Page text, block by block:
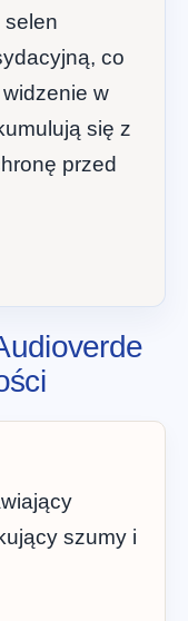
selen
co
w
się z
przed
szumy i